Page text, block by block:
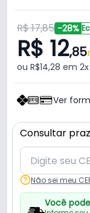
R$ 17,85 -28%
R$ 12,85
ou R$14,28 em
Ver
Consultar
Não sei meu
Você